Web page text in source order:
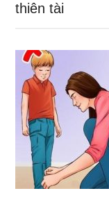
thiên tài